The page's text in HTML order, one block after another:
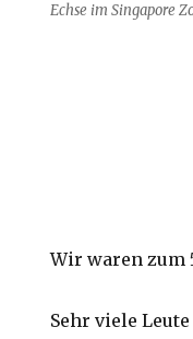
Echse im Singapore
Wir waren zum
Sehr viele